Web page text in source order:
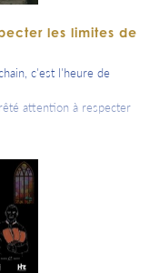
les limites de
c'est l'heure de
attention à respecter